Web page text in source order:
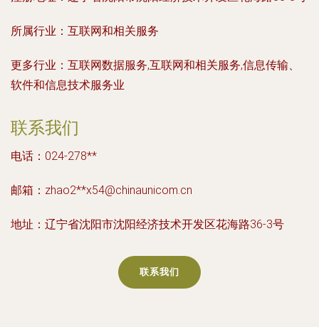
所属行业： 互联网和相关服务
更多行业： 互联网数据服务,互联网和相关服务,信息传输、
软件和信息技术服务业
联系我们
电话：024-278**
邮箱：zhao2**x54@chinaunicom.cn
地址：辽宁省沈阳市沈阳经济技术开发区花海路36-3号
联系我们